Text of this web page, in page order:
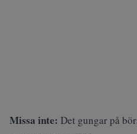
Missa inte: Det gungar på